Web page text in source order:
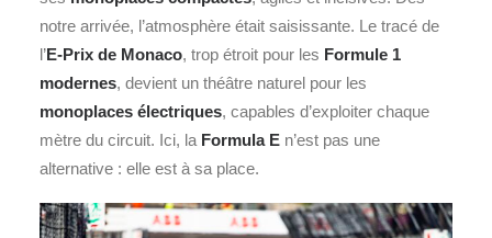
notre arrivée, l’atmosphère était saisissante. Le tracé de
l’E-Prix de Monaco, trop étroit pour les Formule 1
modernes, devient un théâtre naturel pour les
monoplaces électriques, capables d’exploiter chaque
mètre du circuit. Ici, la Formula E n’est pas une
alternative : elle est à sa place.